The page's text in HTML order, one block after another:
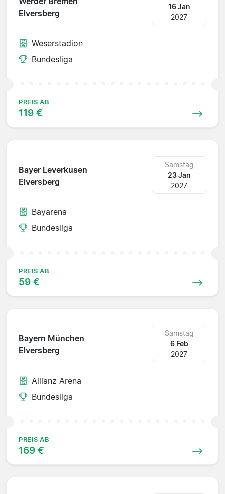
Elversberg
16 Jan
2027
Weserstadion
Bundesliga
PREIS AB
119 €
Bayer Leverkusen
Elversberg
Samstag
23 Jan
2027
Bayarena
Bundesliga
PREIS AB
59 €
Bayern München
Elversberg
Samstag
6 Feb
2027
Allianz Arena
Bundesliga
PREIS AB
169 €